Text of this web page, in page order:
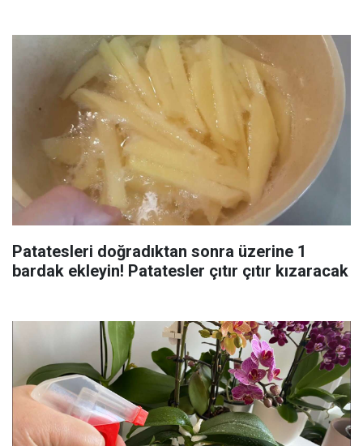
Patatesleri doğradıktan sonra üzerine 1
bardak ekleyin! Patatesler çıtır çıtır kızaracak